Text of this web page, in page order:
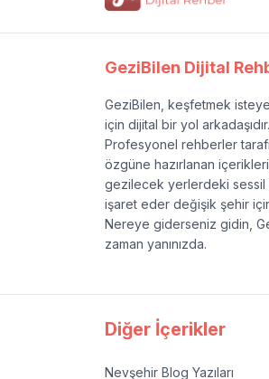
GeziBilen Dijital
GeziBilen, keşfetmek
için dijital bir yol arkadaşıdır.
Profesyonel rehberler
özgüne hazırlanan
gezilecek yerlerdeki sessil
işaret eder değişik şehir
Nereye giderseniz gidin,
zaman yanınızda.
Diğer İçerikler
Nevşehir Blog Yazıları